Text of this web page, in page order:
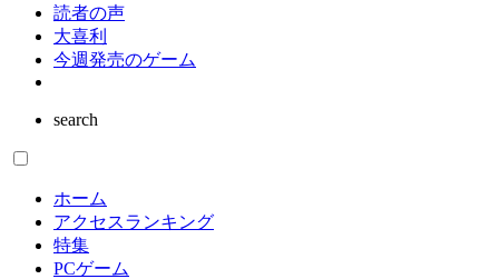
読者の声
大喜利
今週発売のゲーム
search
ホーム
アクセスランキング
特集
PCゲーム